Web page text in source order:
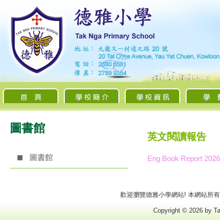
圖書館
圖書館
英文閱讀報告
Eng Book Report
歡迎瀏覽德雅小學網站! 本網站所
Copyright © 2026 by